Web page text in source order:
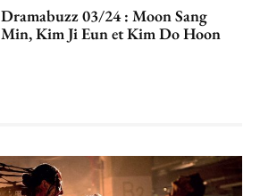
Dramabuzz 03/24 : Moon Sang
Min, Kim Ji Eun et Kim Do Hoon